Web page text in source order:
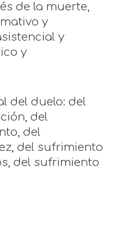
de la muerte,
y
y
y
del duelo: del
del
del
del sufrimiento
del sufrimiento